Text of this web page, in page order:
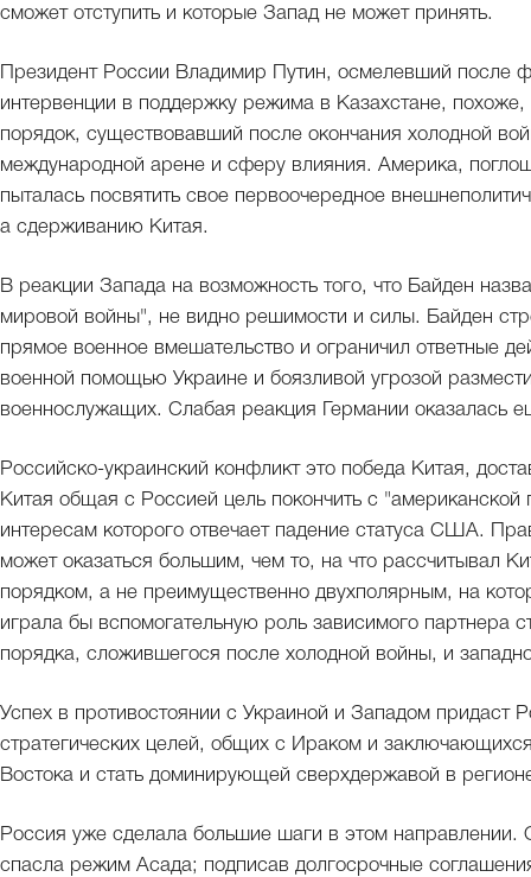
сможет отступить и которые Запад не может принять.
Президент России Владимир Путин, осмелевший
интервенции в поддержку режима в Казахстане,
порядок, существовавший после окончания холодной
международной арене и сферу влияния. Америка,
пыталась посвятить свое первоочередное
а сдерживанию Китая.
В реакции Запада на возможность того, что Байден
мировой войны", не видно решимости и силы. Байден
прямое военное вмешательство и ограничил ответные
военной помощью Украине и боязливой угрозой
военнослужащих. Слабая реакция Германии оказалась
Российско-украинский конфликт это победа Китая,
Китая общая с Россией цель покончить с
интересам которого отвечает падение статуса США.
может оказаться большим, чем то, на что рассчитывал
порядком, а не преимущественно двухполярным, на
играла бы вспомогательную роль зависимого партнера
порядка, сложившегося после холодной войны, и
Успех в противостоянии с Украиной и Западом придаст
стратегических целей, общих с Ираком и
Востока и стать доминирующей сверхдержавой в
Россия уже сделала большие шаги в этом
спасла режим Асада; подписав долгосрочные